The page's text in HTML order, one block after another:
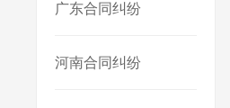
广东合同纠纷
河南合同纠纷